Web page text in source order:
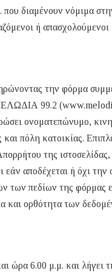
διαμένουν νόμιμα
ή
την φόρμα
99.2
ονοματεπώνυμο,
πόλη κατοικίας.
της
εάν αποδέχεται ή όχι
πεδίων της φόρμας
και ορθότητα των
ώρα 6.00 μ.μ. και λήγει